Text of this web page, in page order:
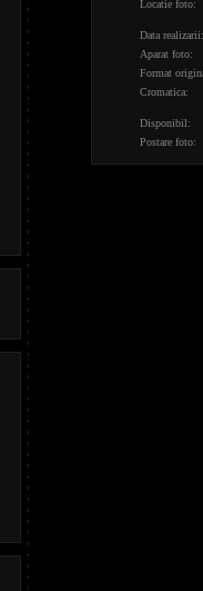
Locatie foto:
Data realizarii:
Aparat foto:
Format
Cromatica:
Disponibil:
Postare foto: